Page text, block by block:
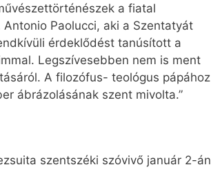
a fiatal
Paolucci, aki a Szentatyát
érdeklődést tanúsított a
Legszívesebben nem is ment
A filozófus- teológus pápához
ábrázolásának szent mivolta.”
szentszéki szóvivő január 2-án